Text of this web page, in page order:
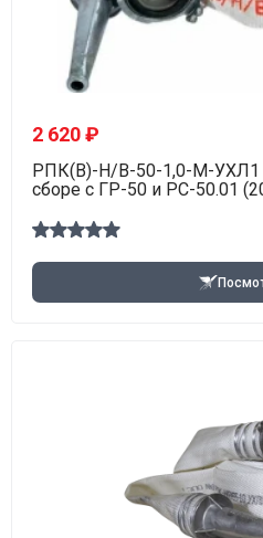
2 620 ₽
РПК(В)-Н/В-50-1,0-М-УХЛ1
сборе с ГР-50 и РС-50.01